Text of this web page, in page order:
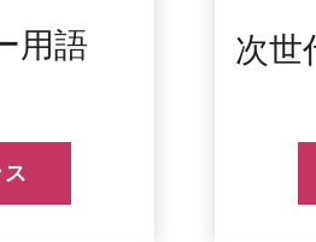
用語
次世